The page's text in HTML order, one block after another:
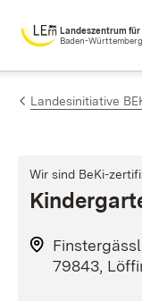
Zum Inhalt
Landeszentrum für
Baden-Württemberg
Landesinitiative
Wir sind BeKi-
79843,